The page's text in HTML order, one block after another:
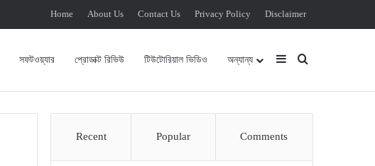
Home About Us Contact Us Privacy Policy Disclaimer
সফটওয়্যার প্রোডাক্ট রিভিউ টিউটোরিয়াল ভিডিও অন্যান্য Sidebar
Recent Popular Comments